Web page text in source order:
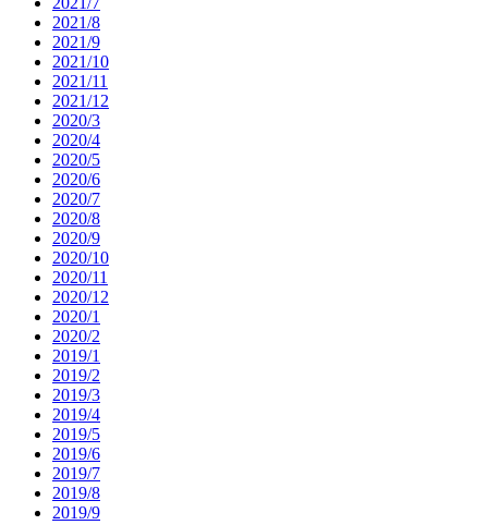
2021/8
2021/9
2021/10
2021/11
2021/12
2020/3
2020/4
2020/5
2020/6
2020/7
2020/8
2020/9
2020/10
2020/11
2020/12
2020/1
2020/2
2019/1
2019/2
2019/3
2019/4
2019/5
2019/6
2019/7
2019/8
2019/9